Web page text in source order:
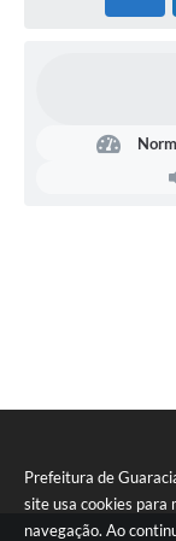
Prefeitura de
site usa cookies para
navegação. Ao